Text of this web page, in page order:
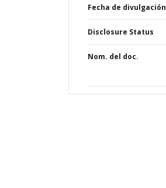
Fecha de divulgación
Disclosure Status
Nom. del doc.